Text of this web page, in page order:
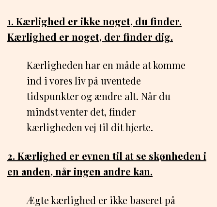
1. Kærlighed er ikke noget, du finder.
Kærlighed er noget, der finder dig.
Kærligheden har en måde at komme
ind i vores liv på uventede
tidspunkter og ændre alt. Når du
mindst venter det, finder
kærligheden vej til dit hjerte.
2. Kærlighed er evnen til at se skønheden i
en anden, når ingen andre kan.
Ægte kærlighed er ikke baseret på